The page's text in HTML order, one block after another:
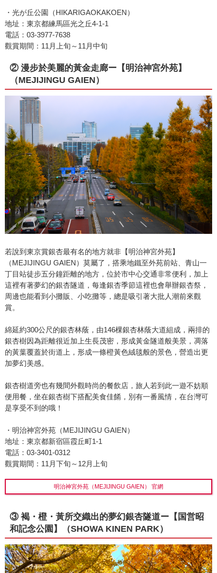
・光が丘公園（HIKARIGAOKAKOEN）
地址：東京都練馬區光之丘4-1-1
電話：03-3977-7638
觀賞期間：11月上旬～11月中旬
② 漫步於美麗的黃金走廊ー【明治神宮外苑】
（MEJIJINGU GAIEN）
若說到東京賞銀杏最有名的地方就非【明治神宮外苑】
（MEJIJINGU GAIEN）莫屬了，搭乘地鐵至外苑前站、青山一
丁目站徒步五分鐘距離的地方，位於市中心交通非常便利，加上
這裡有著夢幻的銀杏隧道，每逢銀杏季節這裡也會舉辦銀杏祭，
周邊也能看到小攤販、小吃攤等，總是吸引著大批人潮前來觀
賞。
綿延約300公尺的銀杏林蔭，由146棵銀杏林蔭大道組成，兩排的
銀杏樹因為距離很近加上生長茂密，形成黃金隧道般美景，凋落
的黃葉覆蓋於街道上，形成一條橙黃色絨毯般的景色，營造出更
加夢幻美感。
銀杏樹道旁也有幾間外觀時尚的餐飲店，旅人若到此一遊不妨順
便用餐，坐在銀杏樹下搭配美食佳餚，別有一番風情，在台灣可
是享受不到的哦！
・明治神宮外苑（MEJIJINGU GAIEN）
地址：東京都新宿區霞丘町1-1
電話：03-3401-0312
觀賞期間：11月下旬～12月上旬
明治神宮外苑（MEJIJINGU GAIEN） 官網
③ 褐・橙・黃所交織出的夢幻銀杏隧道ー【国営昭
和記念公園】（SHOWA KINEN PARK）